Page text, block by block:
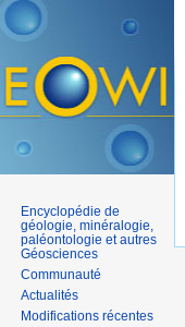
Encyclopédie de
géologie, minéralogie,
paléontologie et autres
Géosciences
Communauté
Actualités
Modifications récentes